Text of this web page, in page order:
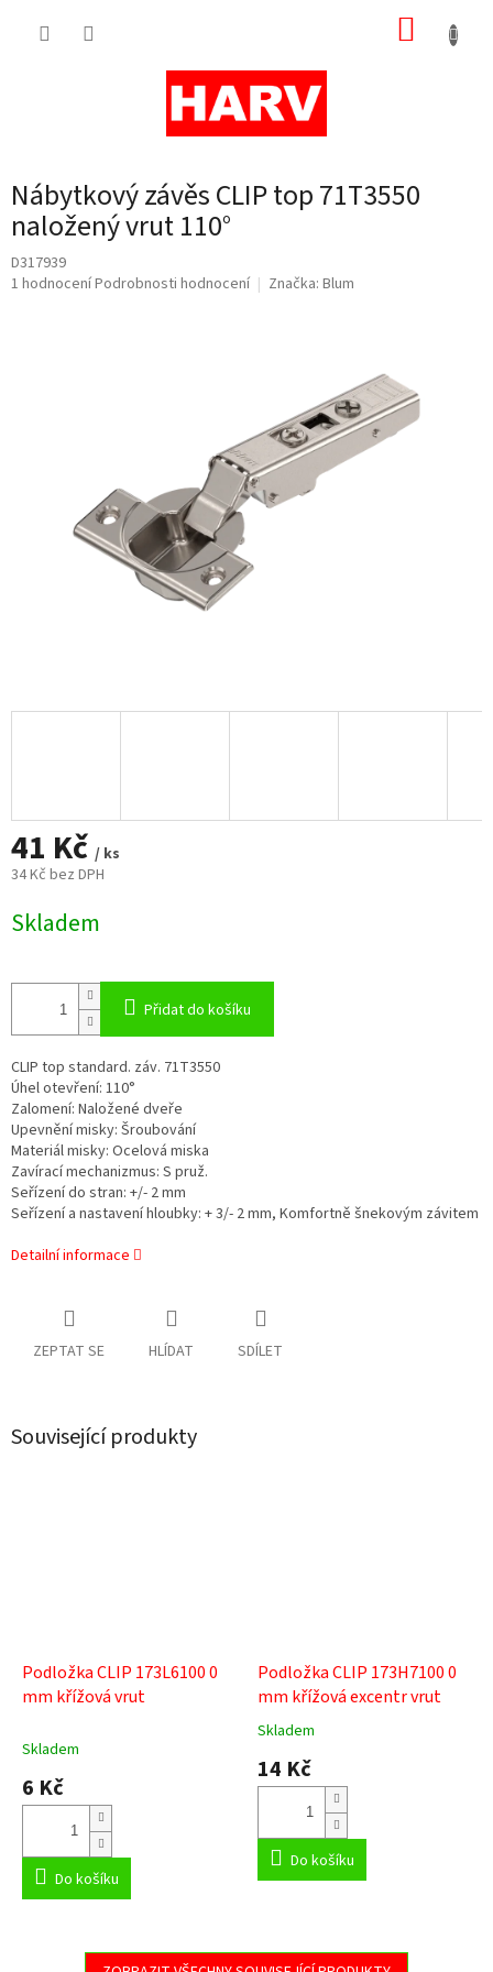
Nábytkový závěs CLIP top 71T3550
naložený vrut 110°
D317939
Průměrné
1 hodnoceníPodrobnosti hodnocení Značka: Blum
41 Kč / ks
34 Kč bez DPH
cena:
Skladem
Přidat do košíku
CLIP top standard. záv. 71T3550
Úhel otevření: 110°
Zalomení: Naložené dveře
Upevnění misky: Šroubování
Materiál misky: Ocelová miska
Zavírací mechanizmus: S pruž.
Seřízení do stran: +/- 2 mm
Seřízení a nastavení hloubky: + 3/- 2 mm, Komfortně šnekovým závitem
Detailní informace
ZEPTAT SE HLÍDAT SDÍLET
Související produkty
Podložka CLIP 173L6100 0
mm křížová vrut
Skladem
6 Kč
Do košíku
Podložka CLIP 173H7100 0
mm křížová excentr vrut
Průměrné
hodnocení
produktu
z
hvězdiček.
Skladem
14 Kč
Do košíku